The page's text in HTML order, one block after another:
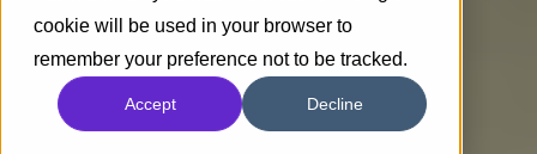
cookie will be used in your browser to
remember your preference not to be tracked.
Accept Decline